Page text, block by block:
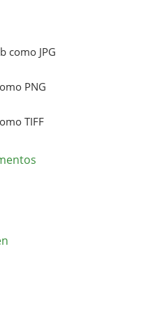
como JPG
PNG
TIFF